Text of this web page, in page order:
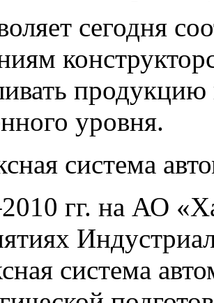
сегодня
продукцию
уровня.
система
гг. на АО
система